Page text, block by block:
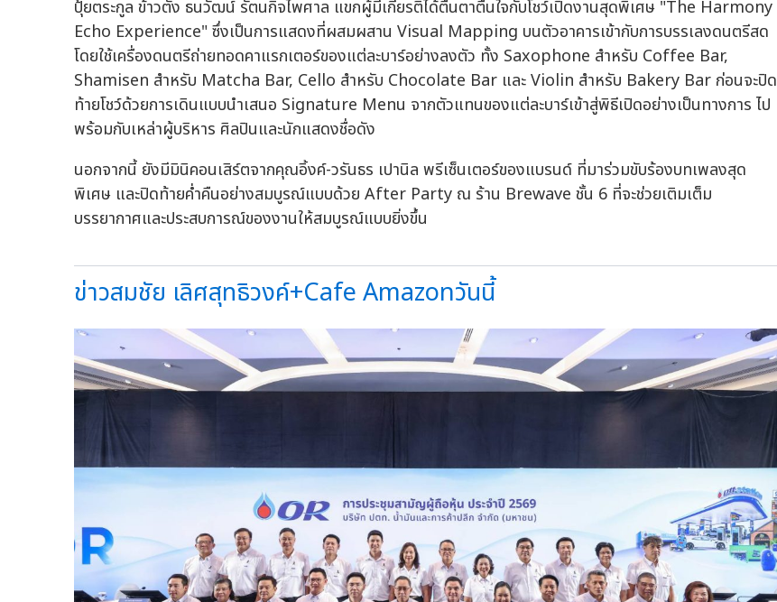
ปุ้ยตระกูล ข้าวตัง ธนวัฒน์ รัตนกิจไพศาล แขกผู้มีเกียรติได้ตื่นตาตื่นใจกับโชว์เปิดงานสุดพิเศษ "The Harmony
Echo Experience" ซึ่งเป็นการแสดงที่ผสมผสาน Visual Mapping บนตัวอาคารเข้ากับการบรรเลงดนตรีสด
โดยใช้เครื่องดนตรีถ่ายทอดคาแรกเตอร์ของแต่ละบาร์อย่างลงตัว ทั้ง Saxophone สำหรับ Coffee Bar,
Shamisen สำหรับ Matcha Bar, Cello สำหรับ Chocolate Bar และ Violin สำหรับ Bakery Bar ก่อนจะปิด
ท้ายโชว์ด้วยการเดินแบบนำเสนอ Signature Menu จากตัวแทนของแต่ละบาร์เข้าสู่พิธีเปิดอย่างเป็นทางการ ไป
พร้อมกับเหล่าผู้บริหาร ศิลปินและนักแสดงชื่อดัง
นอกจากนี้ ยังมีมินิคอนเสิร์ตจากคุณอิ้งค์-วรันธร เปานิล พรีเซ็นเตอร์ของแบรนด์ ที่มาร่วมขับร้องบทเพลงสุด
พิเศษ และปิดท้ายค่ำคืนอย่างสมบูรณ์แบบด้วย After Party ณ ร้าน Brewave ชั้น 6 ที่จะช่วยเติมเต็ม
บรรยากาศและประสบการณ์ของงานให้สมบูรณ์แบบยิ่งขึ้น
ข่าวสมชัย เลิศสุทธิวงค์+Cafe Amazonวันนี้